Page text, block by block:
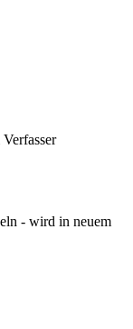
- wird in neuem